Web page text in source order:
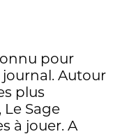
pour
journal. Autour
plus
Le Sage
à jouer. A